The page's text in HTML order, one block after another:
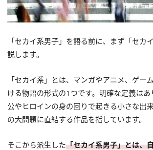
「セカイ系男子」を語る前に、まず「セカ
説します。
「セカイ系」とは、マンガやアニメ、ゲー
ける物語の形式の1つです。明確な定義はあ
公やヒロインの身の回りで起きる小さな出
の大問題に直結する作品を指しています。
そこから派生した「セカイ系男子」とは、